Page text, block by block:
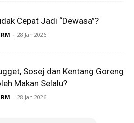
Ads
Cepat Jadi “Dewasa”?
- 28 Jan 2026
Sosej dan Kentang Goreng
Makan Selalu?
- 28 Jan 2026